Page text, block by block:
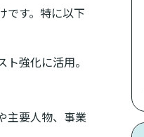
です。特に以下
強化に活用。
主要人物、事業